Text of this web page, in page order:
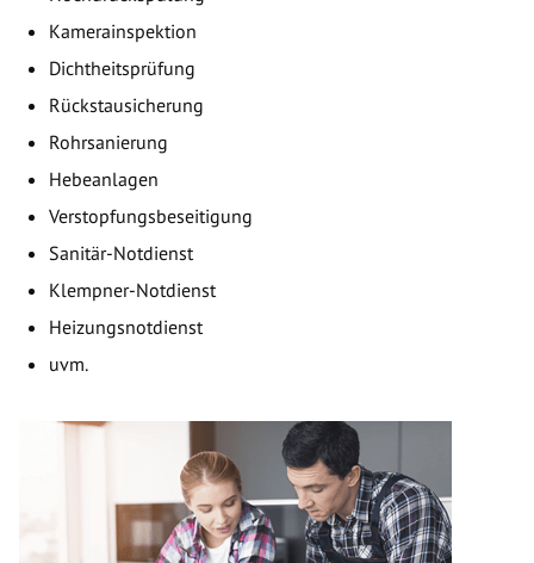
Kamerainspektion
Dichtheitsprüfung
Rückstausicherung
Rohrsanierung
Hebeanlagen
Verstopfungsbeseitigung
Sanitär-Notdienst
Klempner-Notdienst
Heizungsnotdienst
uvm.